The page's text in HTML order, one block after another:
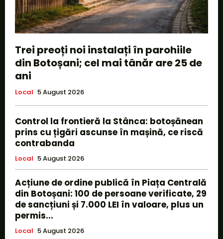
Trei preoți noi instalați în parohiile
din Botoșani; cel mai tânăr are 25 de
ani
Local 5 August 2026
Control la frontieră la Stânca: botoșănean
prins cu țigări ascunse în mașină, ce riscă
contrabanda
Local 5 August 2026
Acțiune de ordine publică în Piața Centrală
din Botoșani: 100 de persoane verificate, 29
de sancțiuni și 7.000 LEI în valoare, plus un
permis...
Local 5 August 2026